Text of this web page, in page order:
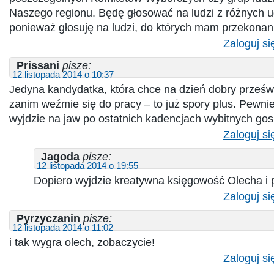
Naszego regionu. Będę głosować na ludzi z różnych
ponieważ głosuję na ludzi, do których mam
Zaloguj
Prissani pisze:
12 listopada 2014 o 10:37
Jedyna kandydatka, która chce na dzień dobry
zanim weźmie się do pracy – to już spory plus.
wyjdzie na jaw po ostatnich kadencjach wybitnych
Zaloguj
Jagoda pisze:
12 listopada 2014 o 19:55
Dopiero wyjdzie kreatywna księgowość Olecha i
Zaloguj
Pyrzyczanin pisze:
12 listopada 2014 o 11:02
i tak wygra olech, zobaczycie!
Zaloguj